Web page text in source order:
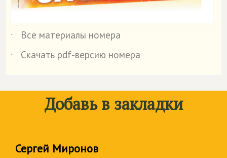
˙
Все материалы номера
˙
Скачать pdf-версию номера
Добавь в закладки
Сергей Миронов